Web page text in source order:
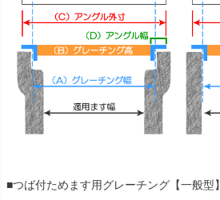
■つば付ためます用グレーチング【一般型】